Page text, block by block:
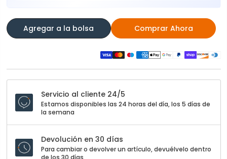
Agregar a la bolsa Comprar Ahora
Servicio al cliente 24/5
Estamos disponibles las 24 horas del día, los 5 días de
la semana
Devolución en 30 días
Para cambiar o devolver un artículo, devuélvelo dentro